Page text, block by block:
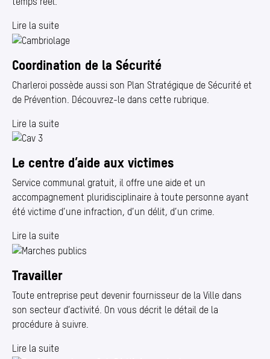
Lire la suite
Coordination de la Sécurité
Charleroi possède aussi son Plan Stratégique de Sécurité et
de Prévention. Découvrez-le dans cette rubrique.
Lire la suite
Le centre d’aide aux victimes
Service communal gratuit, il offre une aide et un
accompagnement pluridisciplinaire à toute personne ayant
été victime d’une infraction, d’un délit, d’un crime.
Lire la suite
Travailler
Toute entreprise peut devenir fournisseur de la Ville dans
son secteur d’activité. On vous décrit le détail de la
procédure à suivre.
Lire la suite